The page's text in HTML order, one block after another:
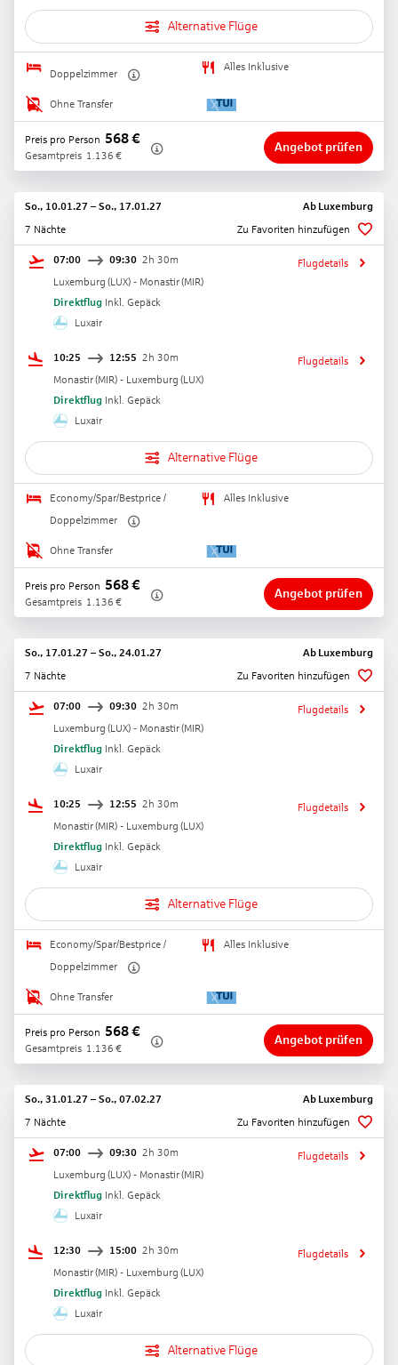
Alternative Flüge
Doppelzimmer
Alles Inklusive
Ohne Transfer
Preis pro Person 568€
Gesamtpreis 1.136 €
Angebot prüfen
So., 10.01.27 – So., 17.01.27 Ab Luxemburg
7 Nächte
Zu Favoriten hinzufügen
07:00 09:30 2h 30m
Luxemburg (LUX) - Monastir(MIR)
Direktflug Inkl. Gepäck
Luxair
Flugdetails
10:25 12:55 2h 30m
Monastir(MIR) - Luxemburg (LUX)
Direktflug Inkl. Gepäck
Luxair
Flugdetails
Alternative Flüge
Economy/Spar/Bestprice /
Doppelzimmer
Alles Inklusive
Ohne Transfer
Preis pro Person 568€
Gesamtpreis 1.136 €
Angebot prüfen
So., 17.01.27 – So., 24.01.27 Ab Luxemburg
7 Nächte
Zu Favoriten hinzufügen
07:00 09:30 2h 30m
Luxemburg (LUX) - Monastir(MIR)
Direktflug Inkl. Gepäck
Luxair
Flugdetails
10:25 12:55 2h 30m
Monastir(MIR) - Luxemburg (LUX)
Direktflug Inkl. Gepäck
Luxair
Flugdetails
Alternative Flüge
Economy/Spar/Bestprice /
Doppelzimmer
Alles Inklusive
Ohne Transfer
Preis pro Person 568€
Gesamtpreis 1.136 €
Angebot prüfen
So., 31.01.27 – So., 07.02.27 Ab Luxemburg
7 Nächte
Zu Favoriten hinzufügen
07:00 09:30 2h 30m
Luxemburg (LUX) - Monastir(MIR)
Direktflug Inkl. Gepäck
Luxair
Flugdetails
12:30 15:00 2h 30m
Monastir(MIR) - Luxemburg (LUX)
Direktflug Inkl. Gepäck
Luxair
Flugdetails
Alternative Flüge